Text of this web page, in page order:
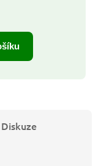
Diskuze